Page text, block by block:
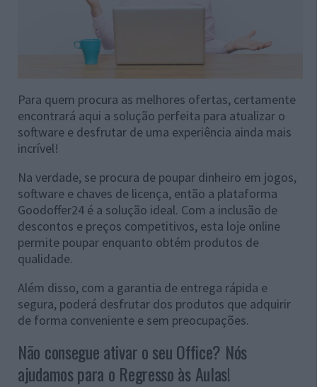
Para quem procura as melhores ofertas, certamente
encontrará aqui a solução perfeita para atualizar o
software e desfrutar de uma experiência ainda mais
incrível!
Na verdade, se procura de poupar dinheiro em jogos,
software e chaves de licença, então a plataforma
Goodoffer24 é a solução ideal. Com a inclusão de
descontos e preços competitivos, esta loje online
permite poupar enquanto obtém produtos de
qualidade.
Além disso, com a garantia de entrega rápida e
segura, poderá desfrutar dos produtos que adquirir
de forma conveniente e sem preocupações.
Não consegue ativar o seu Office? Nós
ajudamos para o Regresso às Aulas!